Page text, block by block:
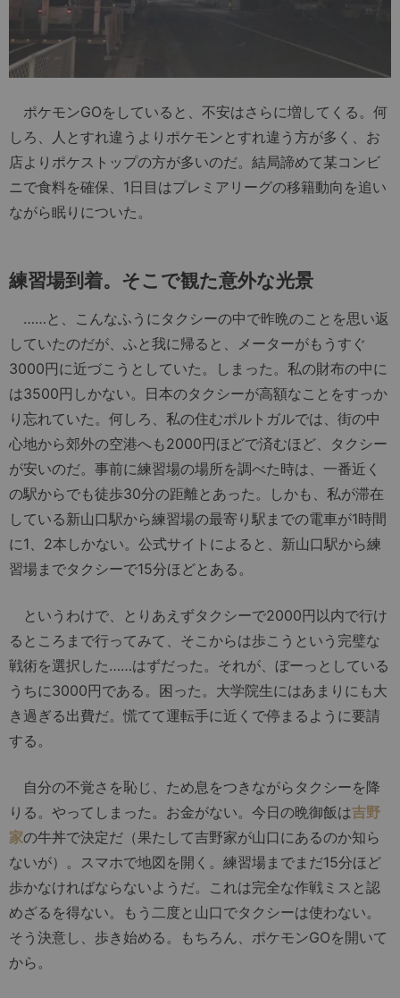
ポケモンGOをしていると、不安はさらに増してくる。何
しろ、人とすれ違うよりポケモンとすれ違う方が多く、お
店よりポケストップの方が多いのだ。結局諦めて某コンビ
ニで食料を確保、1日目はプレミアリーグの移籍動向を追い
ながら眠りについた。
練習場到着。そこで観た意外な光景
……と、こんなふうにタクシーの中で昨晩のことを思い返
していたのだが、ふと我に帰ると、メーターがもうすぐ
3000円に近づこうとしていた。しまった。私の財布の中に
は3500円しかない。日本のタクシーが高額なことをすっか
り忘れていた。何しろ、私の住むポルトガルでは、街の中
心地から郊外の空港へも2000円ほどで済むほど、タクシー
が安いのだ。事前に練習場の場所を調べた時は、一番近く
の駅からでも徒歩30分の距離とあった。しかも、私が滞在
している新山口駅から練習場の最寄り駅までの電車が1時間
に1、2本しかない。公式サイトによると、新山口駅から練
習場までタクシーで15分ほどとある。
というわけで、とりあえずタクシーで2000円以内で行け
るところまで行ってみて、そこからは歩こうという完璧な
戦術を選択した……はずだった。それが、ぼーっとしている
うちに3000円である。困った。大学院生にはあまりにも大
き過ぎる出費だ。慌てて運転手に近くで停まるように要請
する。
自分の不覚さを恥じ、ため息をつきながらタクシーを降
りる。やってしまった。お金がない。今日の晩御飯は吉野
家の牛丼で決定だ（果たして吉野家が山口にあるのか知ら
ないが）。スマホで地図を開く。練習場までまだ15分ほど
歩かなければならないようだ。これは完全な作戦ミスと認
めざるを得ない。もう二度と山口でタクシーは使わない。
そう決意し、歩き始める。もちろん、ポケモンGOを開いて
から。